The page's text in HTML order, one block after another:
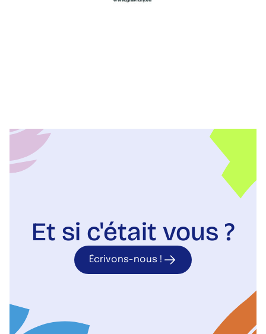
Et si c'était vous ?
Écrivons-nous !